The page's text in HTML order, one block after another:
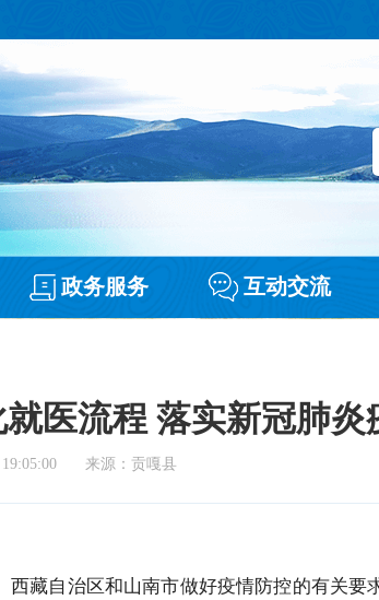
政务服务 互动交流
医流程 落实新冠肺
来源：贡嘎县
藏自治区和山南市做好疫情防控的有关要